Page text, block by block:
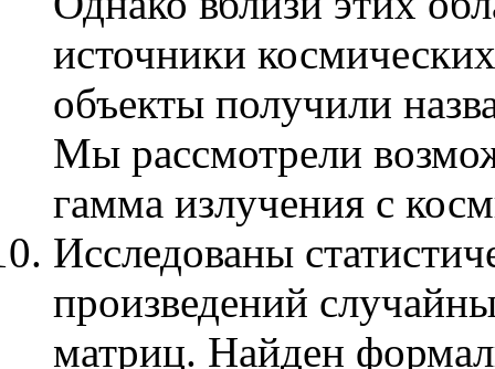
источники
объекты получили
Мы рассмотрели
гамма излучения с
Исследованы
произведений
матриц. Найден